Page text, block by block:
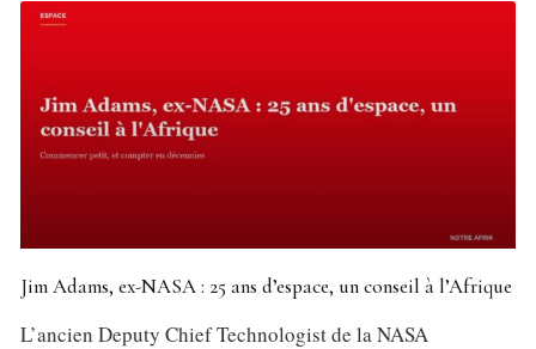
Jim Adams, ex-NASA : 25 ans d’espace, un conseil à l’Afrique
L’ancien Deputy Chief Technologist de la NASA